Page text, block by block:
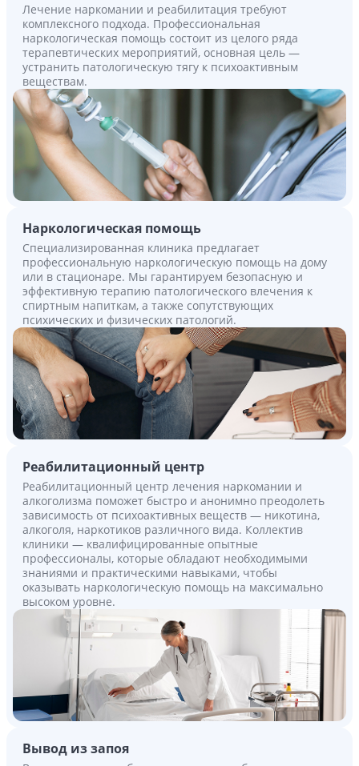
Лечение наркомании и реабилитация требуют
комплексного подхода. Профессиональная
наркологическая помощь состоит из целого ряда
терапевтических мероприятий, основная цель —
устранить патологическую тягу к психоактивным
веществам.
Наркологическая помощь
Специализированная клиника предлагает
профессиональную наркологическую помощь на дому
или в стационаре. Мы гарантируем безопасную и
эффективную терапию патологического влечения к
спиртным напиткам, а также сопутствующих
психических и физических патологий.
Реабилитационный центр
Реабилитационный центр лечения наркомании и
алкоголизма поможет быстро и анонимно преодолеть
зависимость от психоактивных веществ — никотина,
алкоголя, наркотиков различного вида. Коллектив
клиники — квалифицированные опытные
профессионалы, которые обладают необходимыми
знаниями и практическими навыками, чтобы
оказывать наркологическую помощь на максимально
высоком уровне.
Вывод из запоя